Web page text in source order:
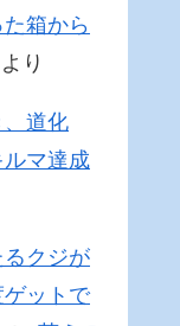
箱から
より
道化
マ達成
クジが
ットで